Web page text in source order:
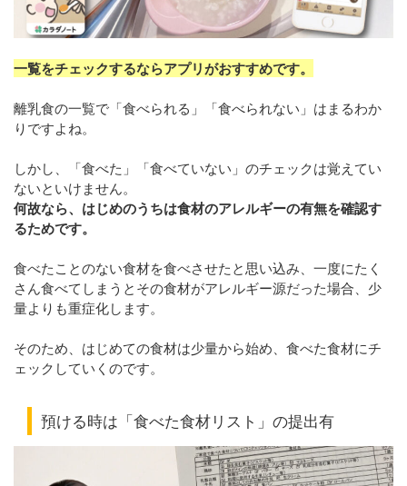
一覧をチェックするならアプリがおすすめです。
離乳食の一覧で「食べられる」「食べられない」はまるわか
りですよね。
しかし、「食べた」「食べていない」のチェックは覚えてい
ないといけません。
何故なら、はじめのうちは食材のアレルギーの有無を確認す
るためです。
食べたことのない食材を食べさせたと思い込み、一度にたく
さん食べてしまうとその食材がアレルギー源だった場合、少
量よりも重症化します。
そのため、はじめての食材は少量から始め、食べた食材にチ
ェックしていくのです。
預ける時は「食べた食材リスト」の提出有